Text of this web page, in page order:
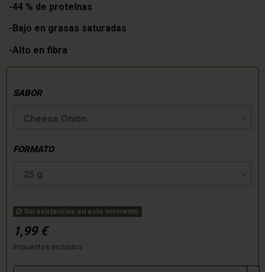
-44 % de proteínas
-Bajo en grasas saturadas
-Alto en fibra
SABOR
FORMATO
Sin existencias en este momento
1,99 €
Impuestos incluidos